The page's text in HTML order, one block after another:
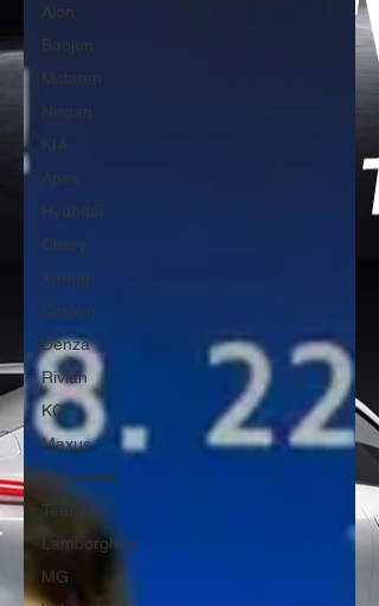
Aion
Baojun
Mclaren
Nissan
KIA
Apex
Hyundai
Chery
Xpeng
Citroen
Denza
Rivian
KG
Maxus
Mercedes
Teeny
Lamborghini
MG